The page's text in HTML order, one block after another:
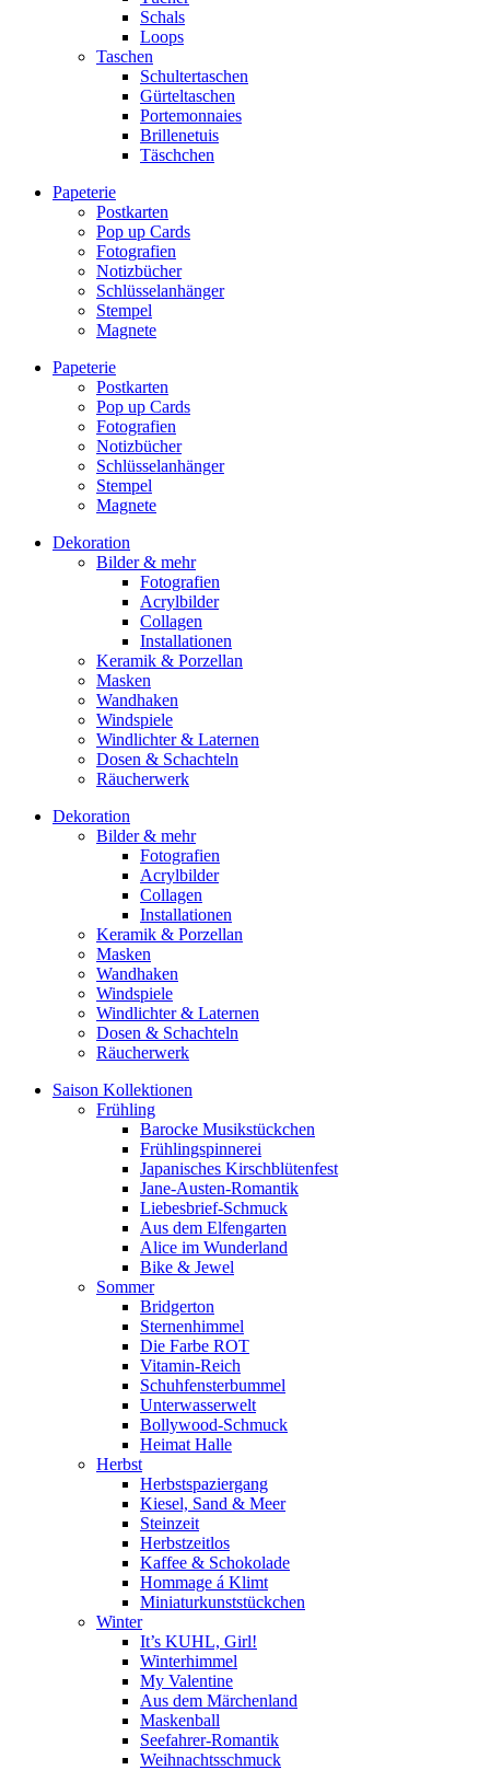
Schals
Loops
Taschen
Schultertaschen
Gürteltaschen
Portemonnaies
Brillenetuis
Täschchen
Papeterie
Postkarten
Pop up Cards
Fotografien
Notizbücher
Schlüsselanhänger
Stempel
Magnete
Papeterie
Postkarten
Pop up Cards
Fotografien
Notizbücher
Schlüsselanhänger
Stempel
Magnete
Dekoration
Bilder & mehr
Fotografien
Acrylbilder
Collagen
Installationen
Keramik & Porzellan
Masken
Wandhaken
Windspiele
Windlichter & Laternen
Dosen & Schachteln
Räucherwerk
Dekoration
Bilder & mehr
Fotografien
Acrylbilder
Collagen
Installationen
Keramik & Porzellan
Masken
Wandhaken
Windspiele
Windlichter & Laternen
Dosen & Schachteln
Räucherwerk
Saison Kollektionen
Frühling
Barocke Musikstückchen
Frühlingspinnerei
Japanisches Kirschblütenfest
Jane-Austen-Romantik
Liebesbrief-Schmuck
Aus dem Elfengarten
Alice im Wunderland
Bike & Jewel
Sommer
Bridgerton
Sternenhimmel
Die Farbe ROT
Vitamin-Reich
Schuhfensterbummel
Unterwasserwelt
Bollywood-Schmuck
Heimat Halle
Herbst
Herbstspaziergang
Kiesel, Sand & Meer
Steinzeit
Herbstzeitlos
Kaffee & Schokolade
Hommage á Klimt
Miniaturkunststückchen
Winter
It’s KUHL, Girl!
Winterhimmel
My Valentine
Aus dem Märchenland
Maskenball
Seefahrer-Romantik
Weihnachtsschmuck